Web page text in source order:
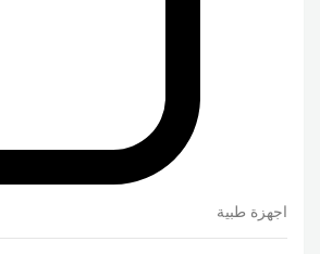
اجهزة طبية